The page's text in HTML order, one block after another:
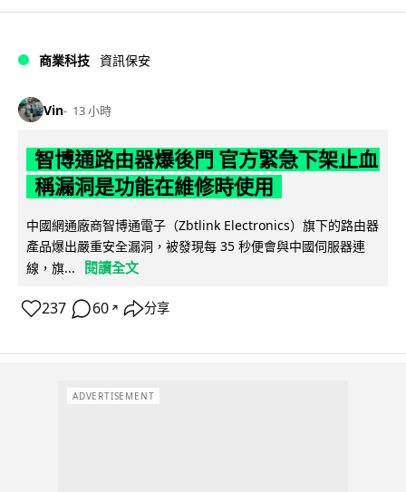
商業科技 資訊保安
Vin 13 小時
智博通路由器爆後門 官方緊急下架止血
稱漏洞是功能在維修時使用
中國網通廠商智博通電子（Zbtlink Electronics）旗下的路由器
產品爆出嚴重安全漏洞，被發現每 35 秒便會與中國伺服器連
線，旗...
閱讀全文
237 60 ↗ 分享
ADVERTISEMENT